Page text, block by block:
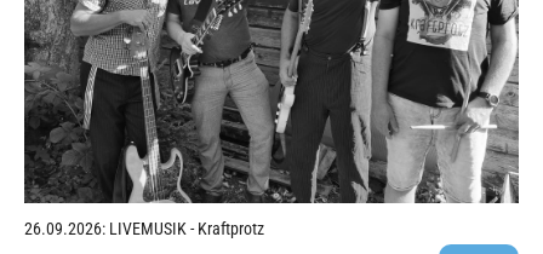
26.09.2026: LIVEMUSIK - Kraftprotz